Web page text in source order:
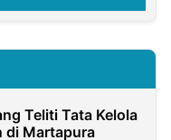
Teliti Tata Kelola
di Martapura